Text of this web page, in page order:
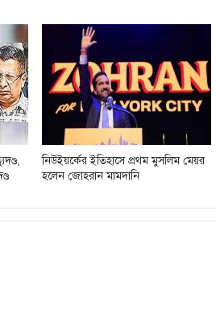
নিউইয়র্কের ইতিহাসে প্রথম মুসলিম মেয়র
হলেন জোহরান মামদানি